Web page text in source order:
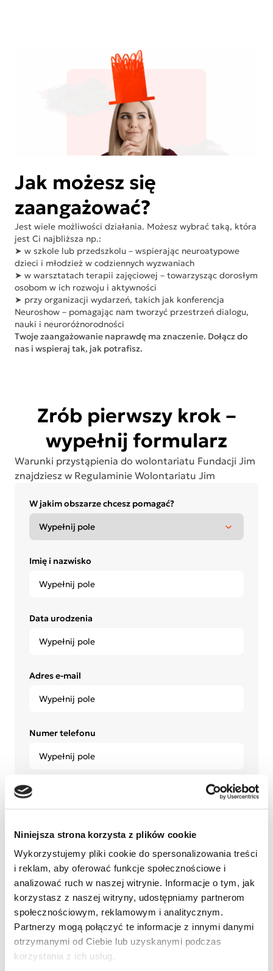
Niniejsza strona korzysta z plików cookie
Wykorzystujemy pliki cookie do spersonalizowania treści
i reklam, aby oferować funkcje społecznościowe i
analizować ruch w naszej witrynie. Informacje o tym, jak
korzystasz z naszej witryny, udostępniamy partnerom
społecznościowym, reklamowym i analitycznym.
Partnerzy mogą połączyć te informacje z innymi danymi
otrzymanymi od Ciebie lub uzyskanymi podczas
korzystania z ich usług.
Jak możesz się
zaangażować?
Jest wiele możliwości działania. Możesz wybrać taką, która
jest Ci najbliższa np.:
➤ w szkole lub przedszkolu – wspierając neuroatypowe
dzieci i młodzież w codziennych wyzwaniach
➤ w warsztatach terapii zajęciowej – towarzysząc dorosłym
osobom w ich rozwoju i aktywności
➤ przy organizacji wydarzeń, takich jak konferencja
Neuroshow – pomagając nam tworzyć przestrzeń dialogu,
nauki i neuroróżnorodności
Twoje zaangażowanie naprawdę ma znaczenie. Dołącz do
nas i wspieraj tak, jak potrafisz.
Zrób pierwszy krok –
wypełnij formularz
Warunki przystąpienia do wolontariatu Fundacji Jim
znajdziesz w Regulaminie Wolontariatu Jim
W jakim obszarze chcesz pomagać?
Imię i nazwisko
Data urodzenia
Adres e-mail
Numer telefonu
Województwo
Miasto
Czy jesteś studentem lub absolwentem pedagogiki,
psychologii, psychiatrii, bądź kierunków
pokrewnych?
Tak
Nie